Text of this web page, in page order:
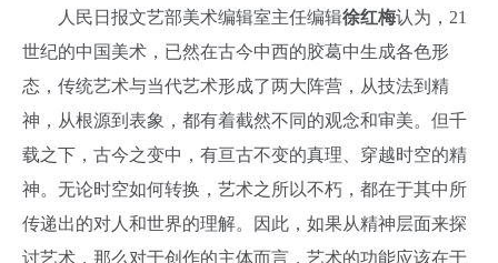
人民日报文艺部美术编辑室主任编辑徐红梅认为， 21
世纪的中国美术，已然在古今中西的胶葛中生成各色形
态，传统艺术与当代艺术形成了两大阵营，从技法到精
神，从根源到表象，都有着截然不同的观念和审美。但千
载之下，古今之变中，有亘古不变的真理、穿越时空的精
神。无论时空如何转换，艺术之所以不朽，都在于其中所
传递出的对人和世界的理解。因此，如果从精神层面来探
讨艺术，那么对于创作的主体而言，艺术的功能应该在于